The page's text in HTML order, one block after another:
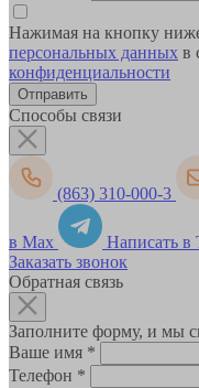
Нажимая на кнопку
персональных данных в
конфиденциальности
Способы связи
(863) 310-000-3
в Max
Написать в
Заказать звонок
Обратная связь
Заполните форму, и мы
Ваше имя *
Телефон *